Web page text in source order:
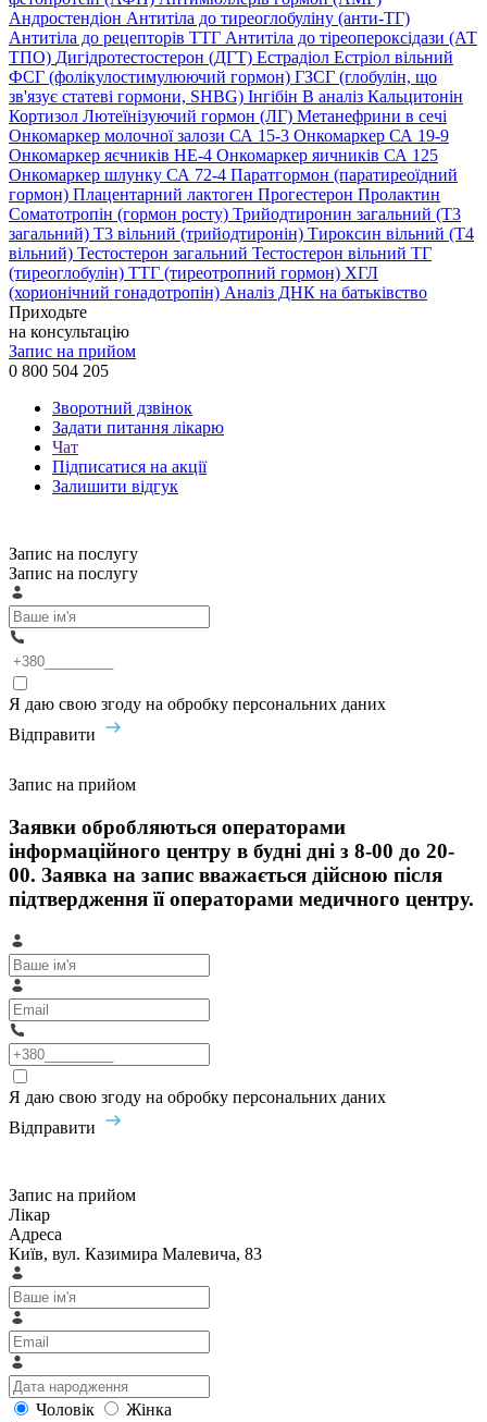
Андростендіон Антитіла до тиреоглобуліну (анти-ТГ)
Антитіла до рецепторів ТТГ Антитіла до тіреопероксідази (АТ
ТПО) Дигідротестостерон (ДГТ) Естрадіол Естріол вільний
ФСГ (фолікулостимулюючий гормон) ГЗСГ (глобулін, що
зв'язує статеві гормони, SHBG) Інгібін B аналіз Кальцитонін
Кортизол Лютеїнізуючий гормон (ЛГ) Метанефрини в сечі
Онкомаркер молочної залози СА 15-3 Онкомаркер СА 19-9
Онкомаркер яєчників НЕ-4 Онкомаркер яичників СА 125
Онкомаркер шлунку СА 72-4 Паратгормон (паратиреоїдний
гормон) Плацентарний лактоген Прогестерон Пролактин
Соматотропін (гормон росту) Трийодтиронин загальний (Т3
загальний) Т3 вільний (трийодтиронін) Тироксин вільний (Т4
вільний) Тестостерон загальний Тестостерон вільний ТГ
(тиреоглобулін) ТТГ (тиреотропний гормон) ХГЛ
(хорионічний гонадотропін) Аналіз ДНК на батьківство
Приходьте
на консультацію
Запис на прийом
0 800 504 205
Зворотний дзвінок
Задати питання лікарю
Чат
Підписатися на акції
Залишити відгук
Запис на послугу
Запис на послугу
Я даю свою згоду на обробку персональних даних
Відправити
Запис на прийом
Заявки обробляються операторами
інформаційного центру в будні дні з 8-00 до 20-
00. Заявка на запис вважається дійсною після
підтвердження її операторами медичного центру.
Я даю свою згоду на обробку персональних даних
Відправити
Запис на прийом
Лікар
Адреса
Київ, вул. Казимира Малевича, 83
Чоловік Жінка